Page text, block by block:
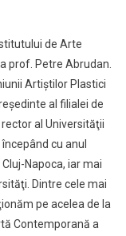
de Arte
prof. Petre Abrudan.
Artiştilor Plastici
al filialei de
rector al Universităţii
cu anul
Napoca, iar mai
Dintre cele mai
pe acelea de la
Contemporană a